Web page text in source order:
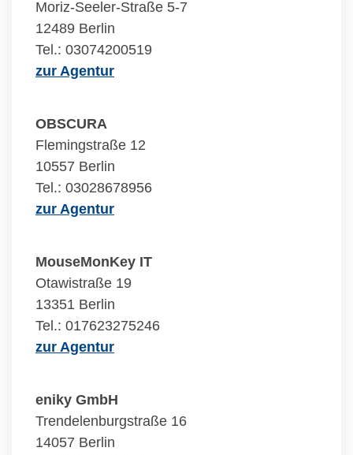
Moriz-Seeler-Straße 5-7
12489 Berlin
Tel.: 03074200519
zur Agentur
OBSCURA
Flemingstraße 12
10557 Berlin
Tel.: 03028678956
zur Agentur
MouseMonKey IT
Otawistraße 19
13351 Berlin
Tel.: 017623275246
zur Agentur
eniky GmbH
Trendelenburgstraße 16
14057 Berlin